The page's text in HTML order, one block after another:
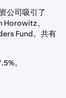
公司吸引了
、
Fund。共有
。